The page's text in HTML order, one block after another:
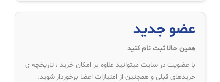
عضو جدید
همین حالا ثبت نام کنید
با عضویت در سایت میتوانید علاوه بر امکان خرید ، تاریخچه ی
خریدهای قبلی و همچنین از امتیازات اعضا برخوردار شوید.